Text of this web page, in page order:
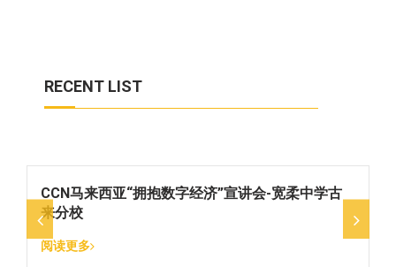
RECENT LIST
CCN马来西亚“拥抱数字经济”宣讲会-宽柔中学古
来分校
阅读更多